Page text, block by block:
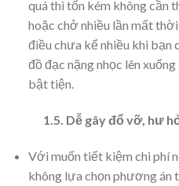
quá thì tốn kém không cần
hoặc chở nhiều lần mất
điều chưa kể nhiều khi bạn
đồ đạc nặng nhọc lên
bật tiện.
1.5. Dễ gây đổ vỡ, hư
Với muốn tiết kiệm chi phí
không lựa chọn phương án